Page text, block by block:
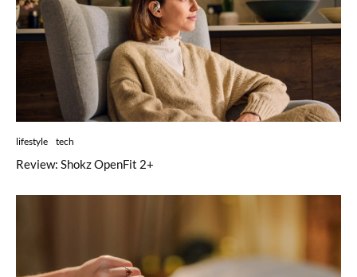
lifestyle tech
Review: Shokz OpenFit 2+